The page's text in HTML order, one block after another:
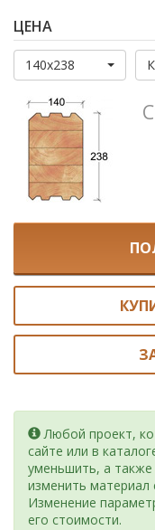
ЦЕНА
140x238
Любой проект,
сайте или в
уменьшить, а
изменить материал
Изменение
его стоимости.